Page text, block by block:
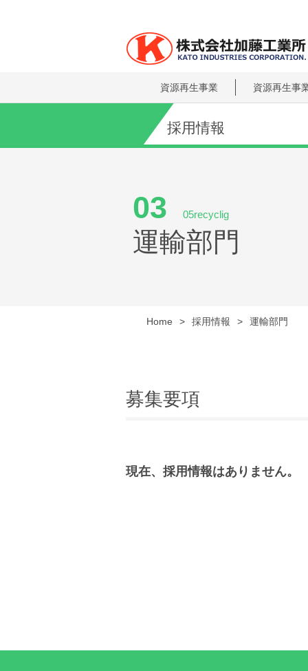
資源再生事業 資源再生事
採用情報
03 05recyclig
運輸部門
Home > 採用情報 > 運輸部門
募集要項
現在、採用情報はありません。